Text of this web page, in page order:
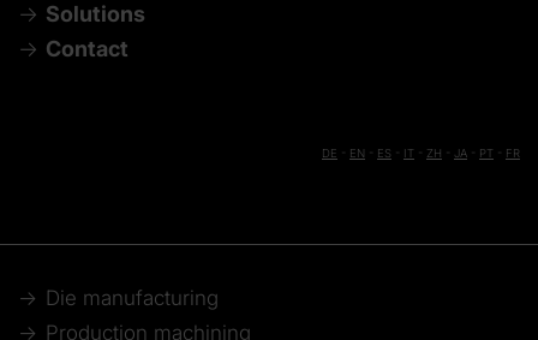
Solutions
Contact
DE EN ES IT ZH JA PT FR
Die manufacturing
Production machining